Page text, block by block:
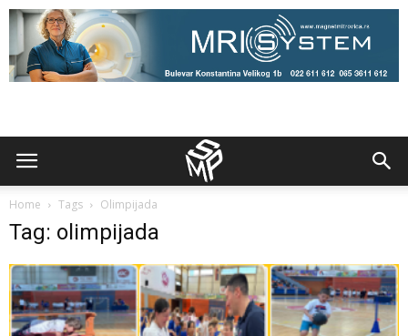
Home Tags Olimpijada
Tag: olimpijada